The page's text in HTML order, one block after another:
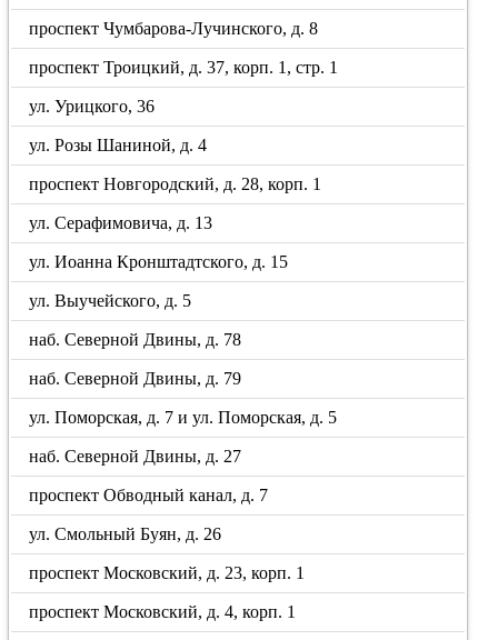
проспект Чумбарова-Лучинского, д. 8
проспект Троицкий, д. 37, корп. 1, стр. 1
ул. Урицкого, 36
ул. Розы Шаниной, д. 4
проспект Новгородский, д. 28, корп. 1
ул. Серафимовича, д. 13
ул. Иоанна Кронштадтского, д. 15
ул. Выучейского, д. 5
наб. Северной Двины, д. 78
наб. Северной Двины, д. 79
ул. Поморская, д. 7 и ул. Поморская, д. 5
наб. Северной Двины, д. 27
проспект Обводный канал, д. 7
ул. Смольный Буян, д. 26
проспект Московский, д. 23, корп. 1
проспект Московский, д. 4, корп. 1